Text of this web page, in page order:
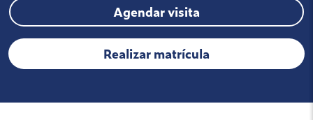
Agendar visita
Realizar matrícula